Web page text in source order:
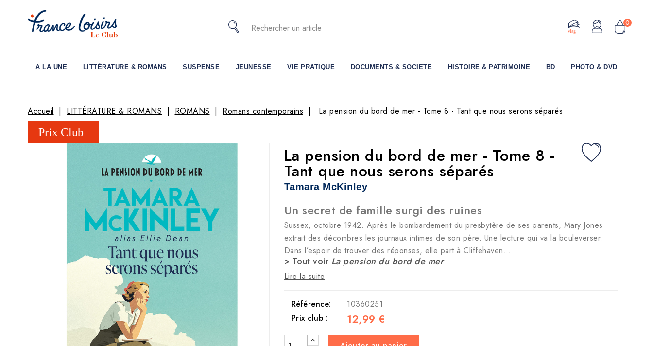
0
Le Mag
A LA UNE LITTÉRATURE & ROMANS SUSPENSE JEUNESSE VIE PRATIQUE DOCUMENTS & SOCIETE HISTOIRE & PATRIMOINE BD PHOTO & DVD
Accueil LITTÉRATURE & ROMANS ROMANS Romans contemporains La pension du bord de mer - Tome 8 - Tant que nous serons séparés
La pension du bord de mer - Tome 8 -
Tant que nous serons séparés
Tamara McKinley
Un secret de famille surgi des ruines
Sussex, octobre 1942. Après le bombardement du presbytère de ses parents, Mary Jones
extrait des décombres les journaux intimes de son père. Une lecture qui va la bouleverser.
Dans l’espoir de trouver des réponses, elle part à Cliffehaven…
> Tout voir La pension du bord de mer
Lire la suite
Référence:
10360251
Prix club :
12,99 €